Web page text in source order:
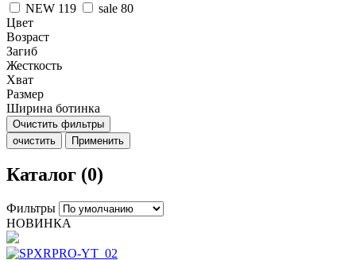
NEW 119 sale 80
Цвет
Возраст
Загиб
Жесткость
Хват
Размер
Ширина ботинка
Очистить фильтры
очистить
Применить
Каталог (0)
Фильтры
НОВИНКА